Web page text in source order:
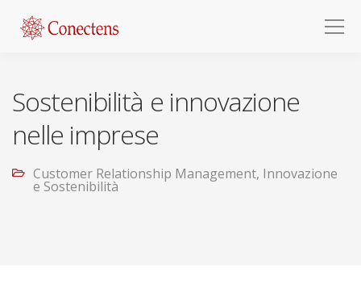
Sostenibilità e innovazione
nelle imprese
Customer Relationship Management, Innovazione
e Sostenibilità